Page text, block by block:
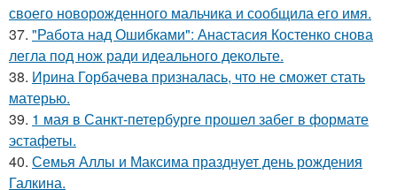
своего новорожденного мальчика и сообщила его имя.
37. "Работа над Ошибками": Анастасия Костенко снова
легла под нож ради идеального декольте.
38. Ирина Горбачева призналась, что не сможет стать
матерью.
39. 1 мая в Санкт-петербурге прошел забег в формате
эстафеты.
40. Семья Аллы и Максима празднует день рождения
Галкина.